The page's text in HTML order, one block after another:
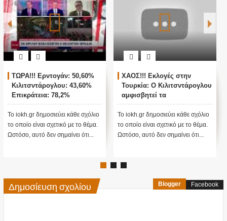
ΤΩΡΑ!!! Ερντογάν: 50,60%
Κιλιτσντάρογλου: 43,60%
Επικράτεια: 78,2%
Το iokh.gr δημοσιεύει κάθε σχόλιο
το οποίο είναι σχετικό με το θέμα.
Ωστόσο, αυτό δεν σημαίνει ότι...
ΧΑΟΣ!!! Εκλογές στην
Τουρκία: Ο Κιλιτσντάρογλου
αμφισβητεί τα
αποτελέσματα θα γίνουν
ενστάσεις...
Το iokh.gr δημοσιεύει κάθε σχόλιο
το οποίο είναι σχετικό με το θέμα.
Ωστόσο, αυτό δεν σημαίνει ότι...
Δημοσίευση σχολίου Blogger Facebook